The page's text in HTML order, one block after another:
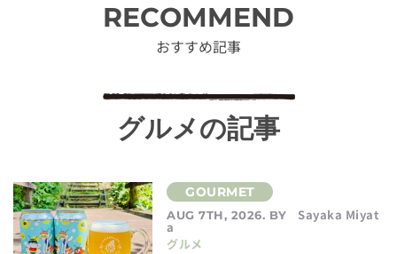
RECOMMEND
おすすめ記事
グルメの記事
AUG 7TH, 2026. BY Sayaka Miyat
a
グルメ